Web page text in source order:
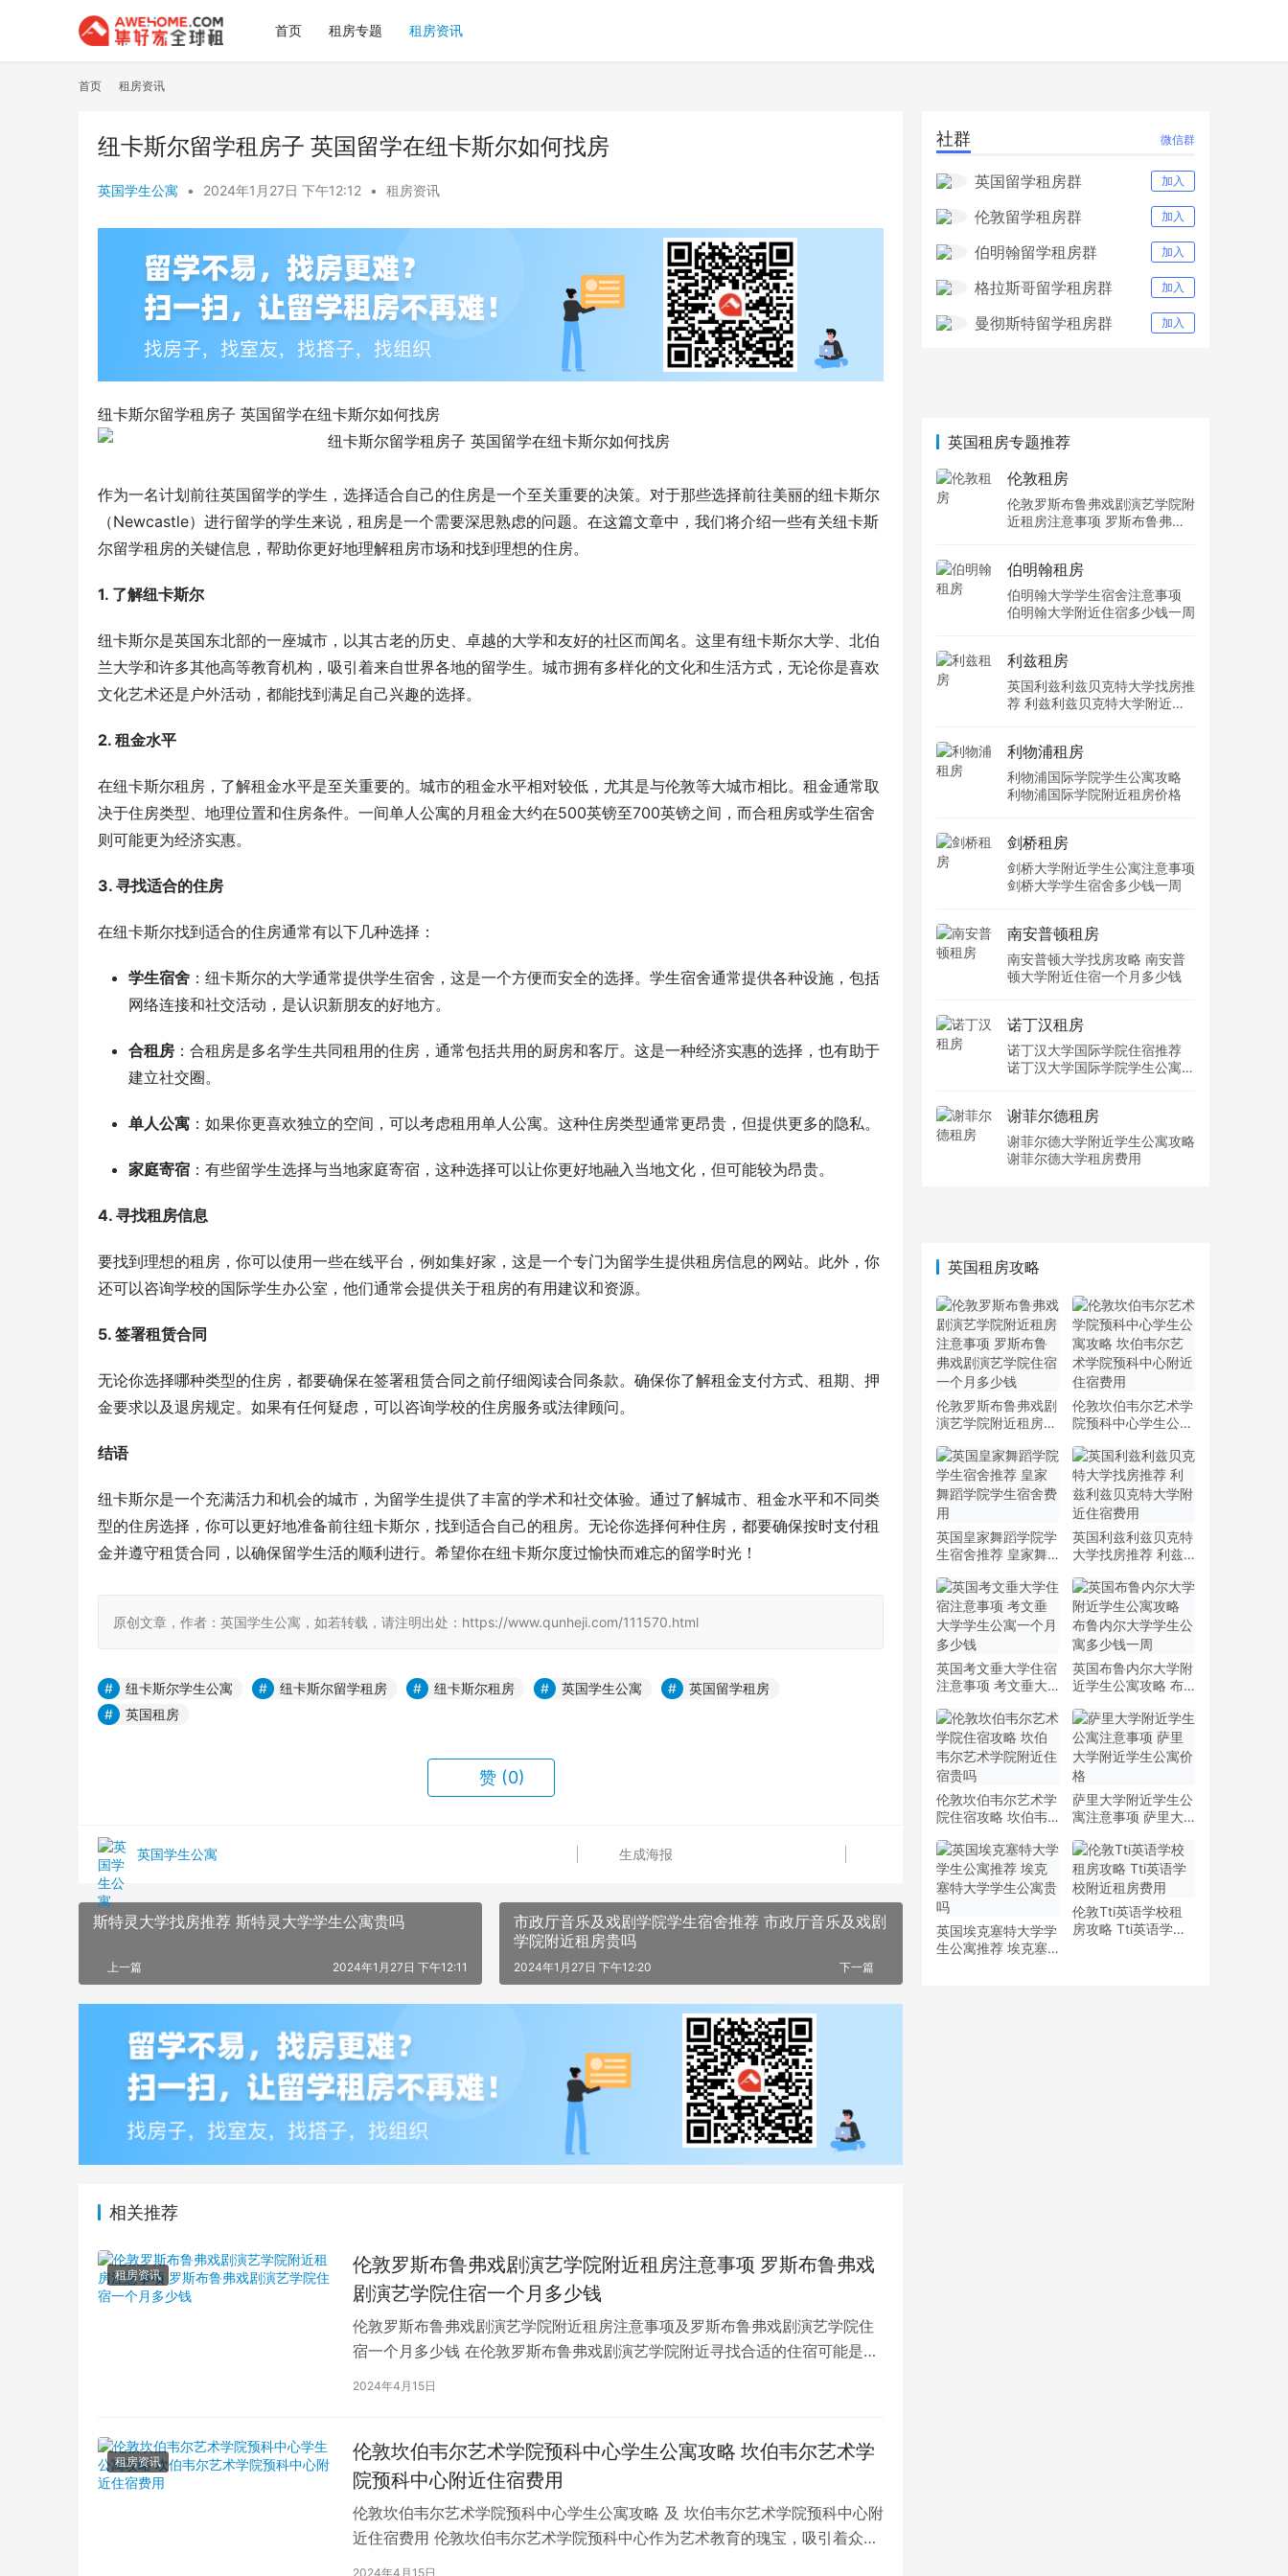
首页 租房专题 租房资讯
首页 租房资讯
纽卡斯尔留学租房子 英国留学在纽卡斯尔如何找房
英国学生公寓 • 2024年1月27日 下午12:12 • 租房资讯
纽卡斯尔留学租房子 英国留学在纽卡斯尔如何找房
作为一名计划前往英国留学的学生，选择适合自己的住房是一个至关重要的决策。对于那些选择前往美丽的纽卡斯尔
（Newcastle）进行留学的学生来说，租房是一个需要深思熟虑的问题。在这篇文章中，我们将介绍一些有关纽卡斯
尔留学租房的关键信息，帮助你更好地理解租房市场和找到理想的住房。
1. 了解纽卡斯尔
纽卡斯尔是英国东北部的一座城市，以其古老的历史、卓越的大学和友好的社区而闻名。这里有纽卡斯尔大学、北伯
兰大学和许多其他高等教育机构，吸引着来自世界各地的留学生。城市拥有多样化的文化和生活方式，无论你是喜欢
文化艺术还是户外活动，都能找到满足自己兴趣的选择。
2. 租金水平
在纽卡斯尔租房，了解租金水平是至关重要的。城市的租金水平相对较低，尤其是与伦敦等大城市相比。租金通常取
决于住房类型、地理位置和住房条件。一间单人公寓的月租金大约在500英镑至700英镑之间，而合租房或学生宿舍
则可能更为经济实惠。
3. 寻找适合的住房
在纽卡斯尔找到适合的住房通常有以下几种选择：
学生宿舍 ：纽卡斯尔的大学通常提供学生宿舍，这是一个方便而安全的选择。学生宿舍通常提供各种设施，包括
网络连接和社交活动，是认识新朋友的好地方。
合租房 ：合租房是多名学生共同租用的住房，通常包括共用的厨房和客厅。这是一种经济实惠的选择，也有助于
建立社交圈。
单人公寓 ：如果你更喜欢独立的空间，可以考虑租用单人公寓。这种住房类型通常更昂贵，但提供更多的隐私。
家庭寄宿 ：有些留学生选择与当地家庭寄宿，这种选择可以让你更好地融入当地文化，但可能较为昂贵。
4. 寻找租房信息
要找到理想的租房，你可以使用一些在线平台，例如集好家，这是一个专门为留学生提供租房信息的网站。此外，你
还可以咨询学校的国际学生办公室，他们通常会提供关于租房的有用建议和资源。
5. 签署租赁合同
无论你选择哪种类型的住房，都要确保在签署租赁合同之前仔细阅读合同条款。确保你了解租金支付方式、租期、押
金要求以及退房规定。如果有任何疑虑，可以咨询学校的住房服务或法律顾问。
结语
纽卡斯尔是一个充满活力和机会的城市，为留学生提供了丰富的学术和社交体验。通过了解城市、租金水平和不同类
型的住房选择，你可以更好地准备前往纽卡斯尔，找到适合自己的租房。无论你选择何种住房，都要确保按时支付租
金并遵守租赁合同，以确保留学生活的顺利进行。希望你在纽卡斯尔度过愉快而难忘的留学时光！
原创文章，作者：英国学生公寓，如若转载，请注明出处：https://www.qunheji.com/111570.html
纽卡斯尔学生公寓 纽卡斯尔留学租房 纽卡斯尔租房 英国学生公寓
英国留学租房
英国租房
赞 (0)
英国学生公寓 生成海报
斯特灵大学找房推荐 斯特灵大学学生公寓贵吗
上一篇 2024年1月27日 下午12:11
市政厅音乐及戏剧学院学生宿舍推荐 市政厅音乐及戏剧
学院附近租房贵吗
下一篇
2024年1月27日 下午12:20
相关推荐
租房资讯
伦敦罗斯布鲁弗戏剧演艺学院附近租房注意事项 罗斯布鲁弗戏
剧演艺学院住宿一个月多少钱
伦敦罗斯布鲁弗戏剧演艺学院附近租房注意事项及罗斯布鲁弗戏剧演艺学院住
宿一个月多少钱 在伦敦罗斯布鲁弗戏剧演艺学院附近寻找合适的住宿可能是留
学生活中的一项关键任务。为了帮助您顺利完成…
2024年4月15日
租房资讯
伦敦坎伯韦尔艺术学院预科中心学生公寓攻略 坎伯韦尔艺术学
院预科中心附近住宿费用
伦敦坎伯韦尔艺术学院预科中心学生公寓攻略 及 坎伯韦尔艺术学院预科中心附
近住宿费用 伦敦坎伯韦尔艺术学院预科中心作为艺术教育的瑰宝，吸引着众多
2024年4月15日
社群 微信群
英国留学租房群 加入
伦敦留学租房群 加入
伯明翰留学租房群 加入
格拉斯哥留学租房群 加入
曼彻斯特留学租房群 加入
英国租房专题推荐
伦敦租房
伦敦罗斯布鲁弗戏剧演艺学院附
近租房注意事项 罗斯布鲁弗戏
伯明翰租房
伯明翰大学学生宿舍注意事项
伯明翰大学附近住宿多少钱一周
利兹租房
英国利兹利兹贝克特大学找房推
荐 利兹利兹贝克特大学附近住
利物浦租房
利物浦国际学院学生公寓攻略
利物浦国际学院附近租房价格
剑桥租房
剑桥大学附近学生公寓注意事项
剑桥大学学生宿舍多少钱一周
南安普顿租房
南安普顿大学找房攻略 南安普
顿大学附近住宿一个月多少钱
诺丁汉租房
诺丁汉大学国际学院住宿推荐
诺丁汉大学国际学院学生公寓多
谢菲尔德租房
谢菲尔德大学附近学生公寓攻略
谢菲尔德大学租房费用
英国租房攻略
伦敦罗斯布鲁弗戏剧
演艺学院附近租房注
戏剧演艺学院住宿一
个月多少钱
伦敦坎伯韦尔艺术学
院预科中心学生公寓
学院预科中心附近住
宿费用
英国皇家舞蹈学院学
生宿舍推荐 皇家舞
英国利兹利兹贝克特
大学找房推荐 利兹
住宿费用
英国考文垂大学住宿
注意事项 考文垂大
少钱
英国布鲁内尔大学附
近学生公寓攻略 布
多少钱一周
伦敦坎伯韦尔艺术学
院住宿攻略 坎伯韦
贵吗
萨里大学附近学生公
寓注意事项 萨里大
英国埃克塞特大学学
生公寓推荐 埃克塞
伦敦Tti英语学校租
房攻略 Tti英语学校